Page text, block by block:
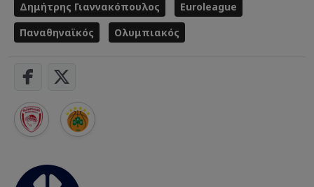
Δημήτρης Γιαννακόπουλος
Euroleague
Παναθηναϊκός
Ολυμπιακός